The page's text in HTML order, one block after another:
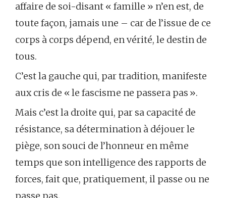
affaire de soi-disant « famille » n’en est, de
toute façon, jamais une – car de l’issue de ce
corps à corps dépend, en vérité, le destin de
tous.
C’est la gauche qui, par tradition, manifeste
aux cris de « le fascisme ne passera pas ».
Mais c’est la droite qui, par sa capacité de
résistance, sa détermination à déjouer le
piège, son souci de l’honneur en même
temps que son intelligence des rapports de
forces, fait que, pratiquement, il passe ou ne